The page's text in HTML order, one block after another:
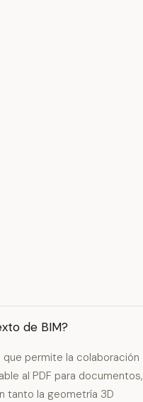
de BIM?
permite la colaboración
al PDF para documentos,
tanto la geometría 3D